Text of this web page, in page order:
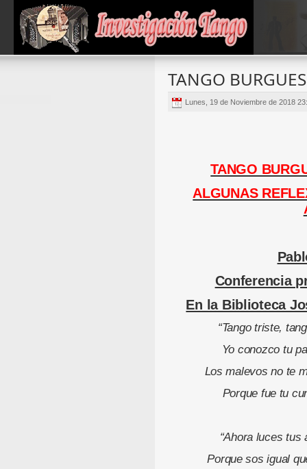
TANGO
Lunes, 19 de Noviembre de 2018
TANGO
ALGUNAS
Conferencia
En la Biblioteca
“Tango triste,
Yo conozco tu
Los malevos no te
Porque fue tu
“Ahora luces tus
Porque sos igual